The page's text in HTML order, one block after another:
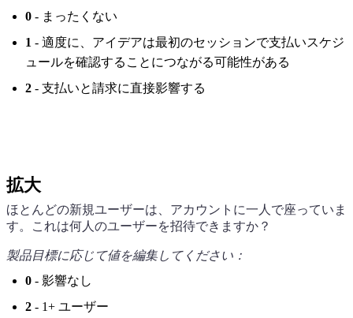
0 - まったくない
1 - 適度に、アイデアは最初のセッションで支払いスケジ
ュールを確認することにつながる可能性がある
2 - 支払いと請求に直接影響する
拡大
ほとんどの新規ユーザーは、アカウントに一人で座っていま
す。これは何人のユーザーを招待できますか？
製品目標に応じて値を編集してください：
0 - 影響なし
2 - 1+ ユーザー